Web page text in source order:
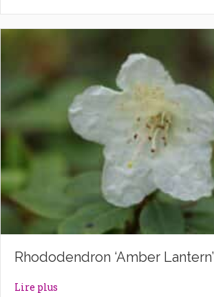
Rhododendron ‘Amber Lantern’
Lire plus